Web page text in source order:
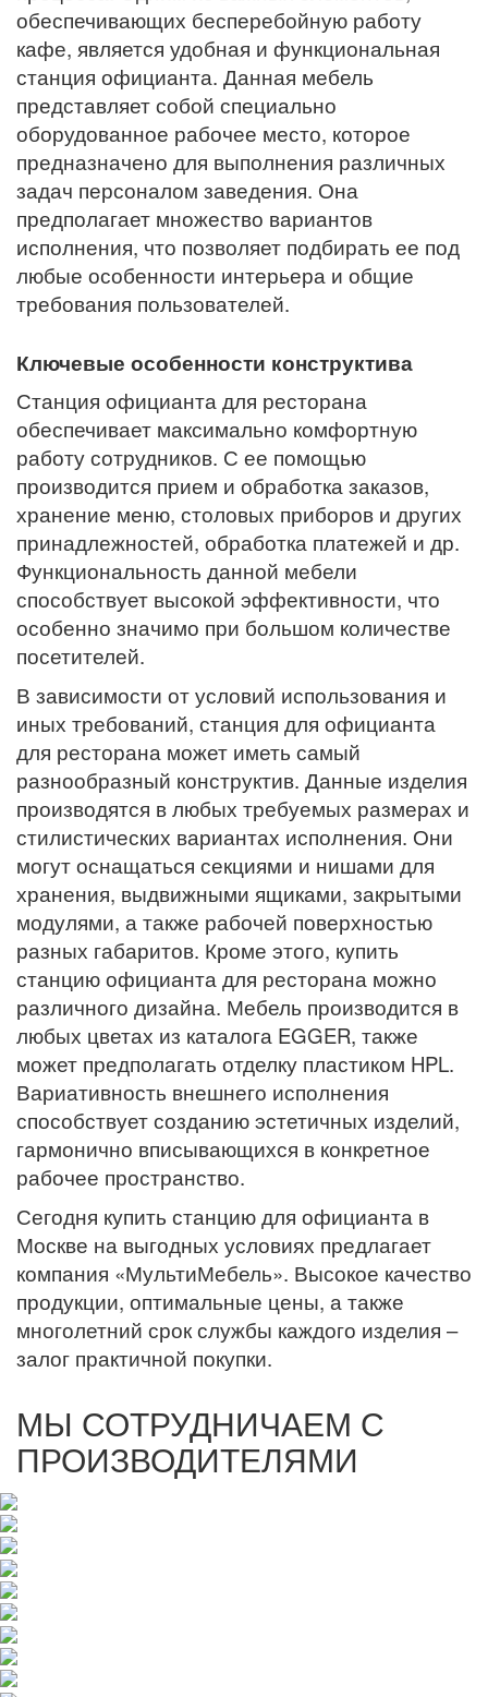
обеспечивающих бесперебойную работу
кафе, является удобная и функциональная
станция официанта. Данная мебель
представляет собой специально
оборудованное рабочее место, которое
предназначено для выполнения различных
задач персоналом заведения. Она
предполагает множество вариантов
исполнения, что позволяет подбирать ее под
любые особенности интерьера и общие
требования пользователей.
Ключевые особенности конструктива
Станция официанта для ресторана
обеспечивает максимально комфортную
работу сотрудников. С ее помощью
производится прием и обработка заказов,
хранение меню, столовых приборов и других
принадлежностей, обработка платежей и др.
Функциональность данной мебели
способствует высокой эффективности, что
особенно значимо при большом количестве
посетителей.
В зависимости от условий использования и
иных требований, станция для официанта
для ресторана может иметь самый
разнообразный конструктив. Данные изделия
производятся в любых требуемых размерах и
стилистических вариантах исполнения. Они
могут оснащаться секциями и нишами для
хранения, выдвижными ящиками, закрытыми
модулями, а также рабочей поверхностью
разных габаритов. Кроме этого, купить
станцию официанта для ресторана можно
различного дизайна. Мебель производится в
любых цветах из каталога EGGER, также
может предполагать отделку пластиком HPL.
Вариативность внешнего исполнения
способствует созданию эстетичных изделий,
гармонично вписывающихся в конкретное
рабочее пространство.
Сегодня купить станцию для официанта в
Москве на выгодных условиях предлагает
компания «МультиМебель». Высокое качество
продукции, оптимальные цены, а также
многолетний срок службы каждого изделия –
залог практичной покупки.
МЫ СОТРУДНИЧАЕМ С
ПРОИЗВОДИТЕЛЯМИ